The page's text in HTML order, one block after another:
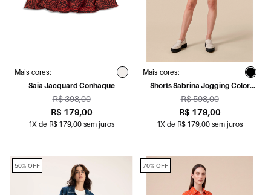
Mais cores:
Saia Jacquard Conhaque
R$ 398,00
R$ 179,00
1X de R$ 179,00 sem juros
Mais cores:
Shorts Sabrina Jogging Color
Petróleo
R$ 598,00
R$ 179,00
1X de R$ 179,00 sem juros
50% OFF 70% OFF